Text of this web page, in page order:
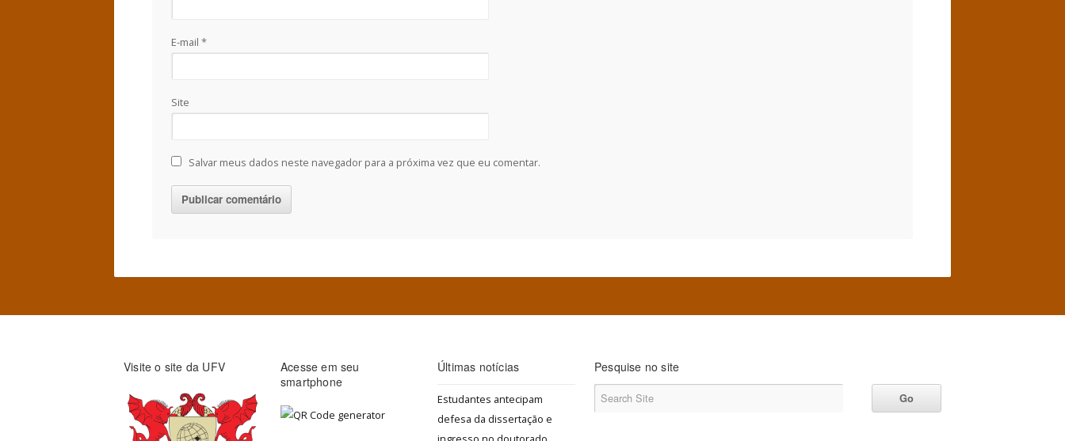
E-mail *
Site
Salvar meus dados neste navegador para a próxima vez que eu comentar.
Visite o site da UFV
Acesse em seu
smartphone
Últimas notícias
Estudantes antecipam
defesa da dissertação e
Pesquise no site